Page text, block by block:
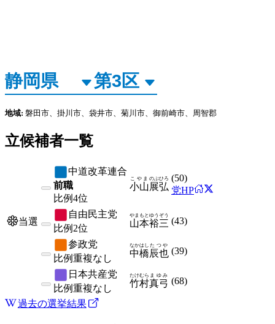
地域: 磐田市、掛川市、袋井市、菊川市、御前崎市、周智郡
立候補者一覧
中道改革連合
前職
比例4位
小山
こやま
展弘
のぶひろ (50)
党HP
当選
自由民主党
比例 2位 山本
やまもと
裕三
ゆうぞう
(43)
参政党
比例重複なし 中橋
なかはし
辰也
たつや
(39)
日本共産党
比例重複なし 竹村
たけむら
真弓
まゆみ
(68)
過去の選挙結果